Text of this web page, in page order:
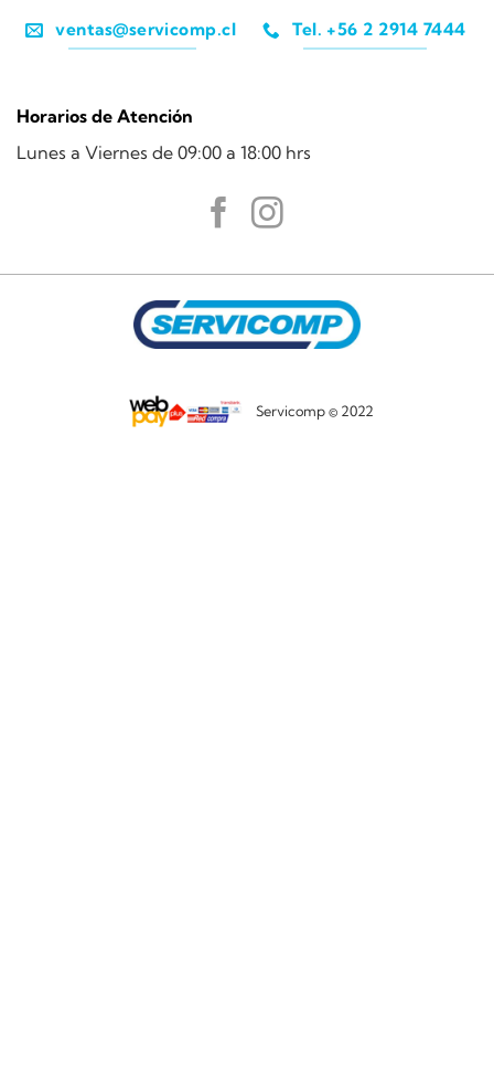
ventas@servicomp.cl Tel. +56 2 2914 7444
Horarios de Atención
Lunes a Viernes de 09:00 a 18:00 hrs
Servicomp © 2022